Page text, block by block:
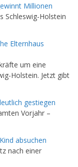
Millionen
Schleswig-Holstein
Elternhaus
um eine
Holstein. Jetzt gibt
gestiegen
Vorjahr –
absuchen
nach einer